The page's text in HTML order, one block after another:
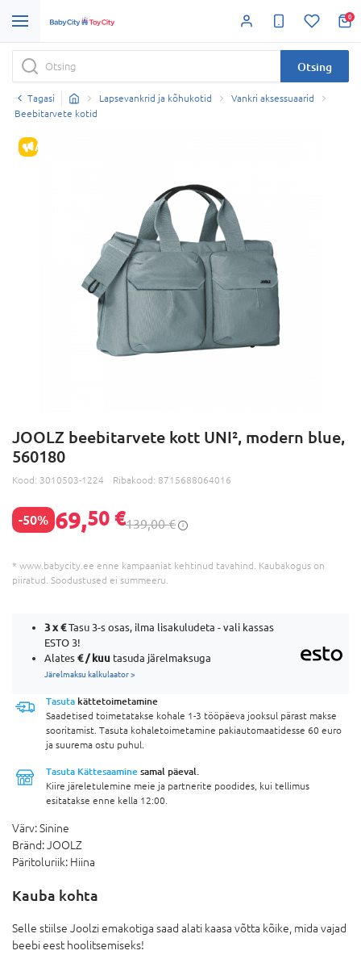
0
Otsing
Tagasi Lapsevankrid ja kõhukotid
Vankri aksessuaarid
Beebitarvete kotid
ALLAHINDLUS
JOOLZ beebitarvete kott UNI², modern blue,
560180
Kood: 3010503-1224 Ribakood: 8715688064016
-50% 69,50 €139,00 €
* www.babycity.ee enne kampaaniat kehtinud tavahind. Kaubakogus on
piiratud. Soodustused ei summeeru.
3 x€Tasu 3-s osas, ilma lisakuludeta - vali kassas
ESTO 3!
Alates € / kuu tasuda järelmaksuga
Järelmaksu kalkulaator >
Tasuta kättetoimetamine
Saadetised toimetatakse kohale 1-3 tööpäeva jooksul pärast makse
sooritamist. Tasuta kohaletoimetamine pakiautomaatidesse 60 euro
ja suurema ostu puhul.
Tasuta Kättesaamine samal päeval.
Kiire järeletulemine meie ja partnerite poodides, kui tellimus
esitatakse enne kella 12:00.
Värv:Sinine
Bränd:JOOLZ
Päritoluriik: Hiina
Kauba kohta
Selle stiilse Joolzi emakotiga saad alati kaasa võtta kõike, mida vajad
beebi eest hoolitsemiseks!